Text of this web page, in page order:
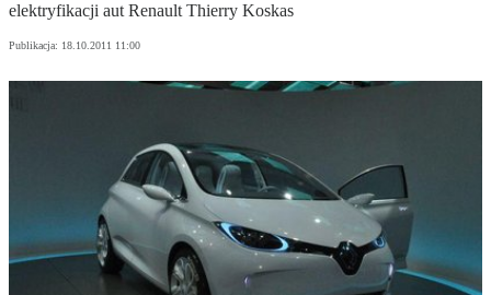
elektryfikacji aut Renault Thierry Koskas
Publikacja: 18.10.2011 11:00